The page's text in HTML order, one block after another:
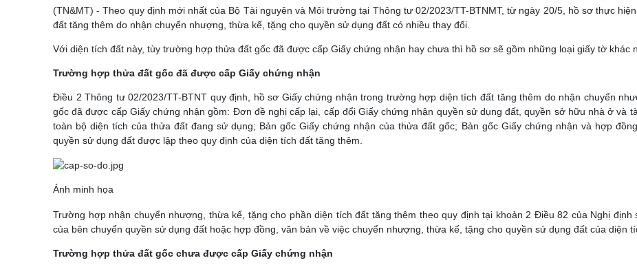
(TN&MT) - Theo quy định mới nhất của Bộ Tài nguyên và Môi trường tại Thông tư 02/2023/TT-BTNMT, từ ngày 20/5, hồ sơ thực
đất tăng thêm do nhận chuyển nhượng, thừa kế, tặng cho quyền sử dụng đất có nhiều thay đổi.
Với diện tích đất này, tùy trường hợp thửa đất gốc đã được cấp Giấy chứng nhận hay chưa thì hồ sơ sẽ gồm những loại giấy tờ khác
Trường hợp thửa đất gốc đã được cấp Giấy chứng nhận
Điều 2 Thông tư 02/2023/TT-BTNT quy định, hồ sơ Giấy chứng nhận trong trường hợp diện tích đất tăng thêm do nhận chuyển
gốc đã được cấp Giấy chứng nhận gồm: Đơn đề nghị cấp lại, cấp đổi Giấy chứng nhận quyền sử dụng đất, quyền sở hữu nhà ở và
toàn bộ diện tích của thửa đất đang sử dụng; Bản gốc Giấy chứng nhận của thửa đất gốc; Bản gốc Giấy chứng nhận và hợp
quyền sử dụng đất được lập theo quy định của diện tích đất tăng thêm.
Ảnh minh họa
Trường hợp nhận chuyển nhượng, thừa kế, tặng cho phần diện tích đất tăng thêm theo quy định tại khoản 2 Điều 82 của Nghị
của bên chuyển quyền sử dụng đất hoặc hợp đồng, văn bản về việc chuyển nhượng, thừa kế, tặng cho quyền sử dụng đất của diện
Trường hợp thửa đất gốc chưa được cấp Giấy chứng nhận